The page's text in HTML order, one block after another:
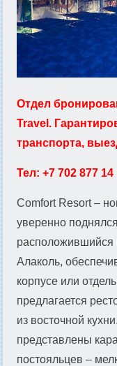
Отдел
Travel.
транспорта,
Тел: +7 702 877 14
Comfort Resort –
уверенно
Алаколь,
корпусе или
предлагается
из восточной
представлены
постояльцев –